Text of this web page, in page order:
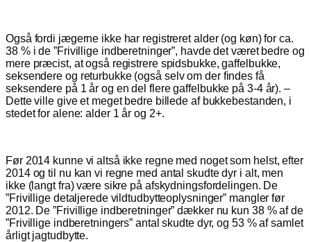
Også fordi jægerne ikke har registreret alder (og køn) for ca.
38 % i de ”Frivillige indberetninger”, havde det været bedre og
mere præcist, at også registrere spidsbukke, gaffelbukke,
seksendere og returbukke (også selv om der findes få
seksendere på 1 år og en del flere gaffelbukke på 3-4 år). –
Dette ville give et meget bedre billede af bukkebestanden, i
stedet for alene: alder 1 år og 2+.
Før 2014 kunne vi altså ikke regne med noget som helst, efter
2014 og til nu kan vi regne med antal skudte dyr i alt, men
ikke (langt fra) være sikre på afskydningsfordelingen. De
”Frivillige detaljerede vildtudbytteoplysninger” mangler før
2012. De ”Frivillige indberetninger” dækker nu kun 38 % af de
”Frivillige indberetningers” antal skudte dyr, og 53 % af samlet
årligt jagtudbytte.